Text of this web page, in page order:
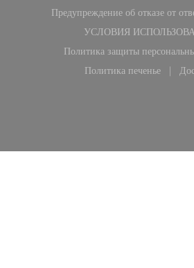
Предупреждение об отказе от
УСЛОВИЯ
Политика защиты
Политика печенье
((открывается